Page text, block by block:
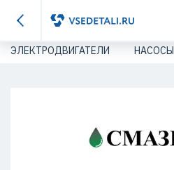
ЭЛЕКТРОДВИГАТЕЛИ НАСОСЫ